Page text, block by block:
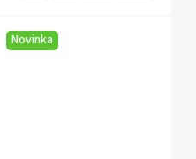
Novinka